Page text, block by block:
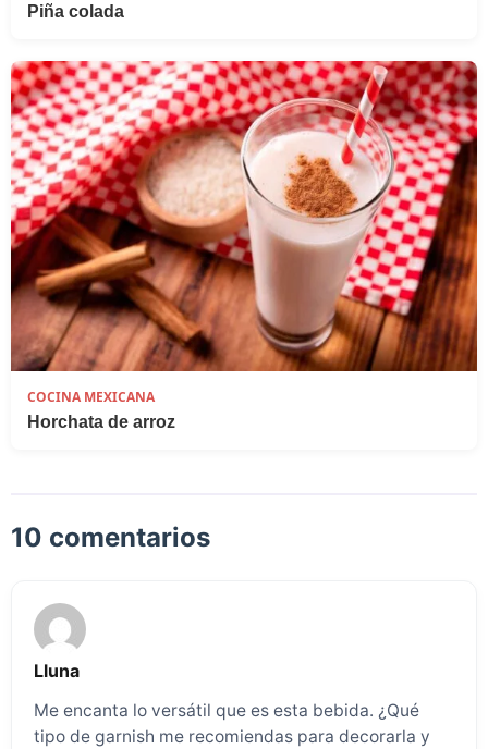
Piña colada
COCINA MEXICANA
Horchata de arroz
10 comentarios
Lluna
Me encanta lo versátil que es esta bebida. ¿Qué
tipo de garnish me recomiendas para decorarla y